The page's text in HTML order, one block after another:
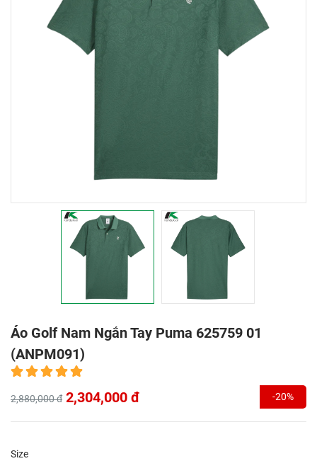
Áo Golf Nam Ngắn Tay Puma 625759 01
(ANPM091)
2,880,000 đ 2,304,000 đ -20%
Size